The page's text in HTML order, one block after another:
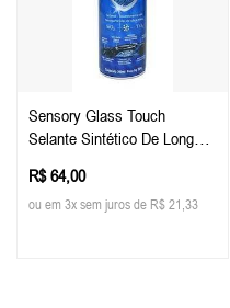
Sensory Glass Touch
Selante Sintético De Longa
R$ 64,00
ou em 3x sem juros de R$ 21,33